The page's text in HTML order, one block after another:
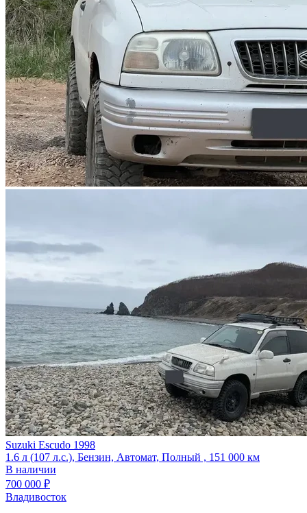
Suzuki Escudo 1998
1.6 л (107 л.с.), Бензин, Автомат, Полный , 151 000 км
В наличии
700 000 ₽
Владивосток